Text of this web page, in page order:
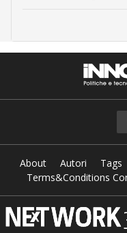
About Autori Tags
Terms&Conditions